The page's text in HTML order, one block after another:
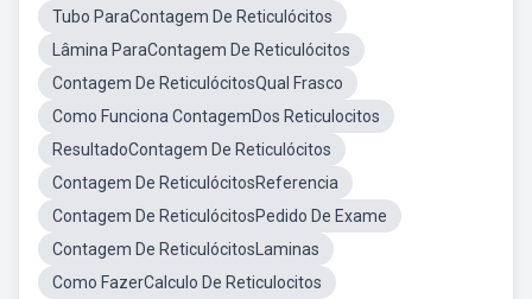
Tubo ParaContagem De Reticulócitos
Lâmina ParaContagem De Reticulócitos
Contagem De ReticulócitosQual Frasco
Como Funciona ContagemDos Reticulocitos
ResultadoContagem De Reticulócitos
Contagem De ReticulócitosReferencia
Contagem De ReticulócitosPedido De Exame
Contagem De ReticulócitosLaminas
Como FazerCalculo De Reticulocitos